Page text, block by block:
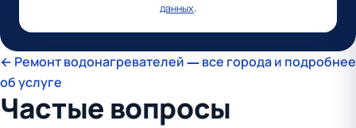
данных.
← Ремонт водонагревателей — все города и подробнее
об услуге
Частые вопросы